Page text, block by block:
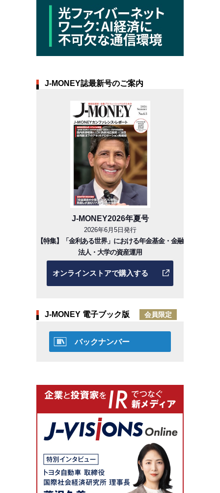
J-MONEY誌最新号のご案内
J-MONEY2026年夏号
2026年6月5日発行
【特集】「金利ある世界」における年金基金・金融
法人・大学の資産運用
オンラインストアで購入する
J-MONEY 電子ブック版 会員限定
バックナンバー